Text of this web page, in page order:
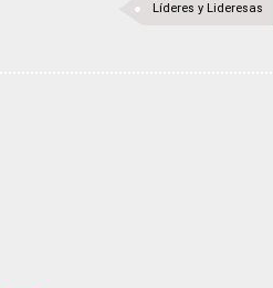
Líderes y Lideresas